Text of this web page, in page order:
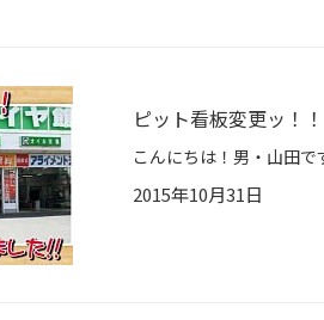
ピット看板変更ッ！！
2015年10月31日